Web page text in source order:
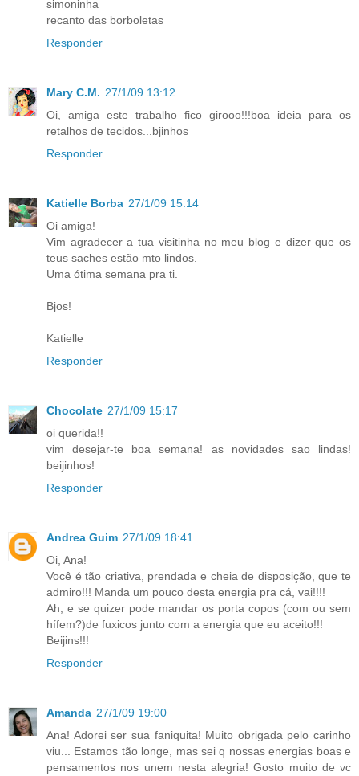
simoninha
recanto das borboletas
Responder
Mary C.M. 27/1/09 13:12
Oi, amiga este trabalho fico girooo!!!boa ideia para os
retalhos de tecidos...bjinhos
Responder
Katielle Borba 27/1/09 15:14
Oi amiga!
Vim agradecer a tua visitinha no meu blog e dizer que os
teus saches estão mto lindos.
Uma ótima semana pra ti.
Bjos!
Katielle
Responder
Chocolate 27/1/09 15:17
oi querida!!
vim desejar-te boa semana! as novidades sao lindas!
beijinhos!
Responder
Andrea Guim 27/1/09 18:41
Oi, Ana!
Você é tão criativa, prendada e cheia de disposição, que te
admiro!!! Manda um pouco desta energia pra cá, vai!!!!
Ah, e se quizer pode mandar os porta copos (com ou sem
hífem?)de fuxicos junto com a energia que eu aceito!!!
Beijins!!!
Responder
Amanda 27/1/09 19:00
Ana! Adorei ser sua faniquita! Muito obrigada pelo carinho
viu... Estamos tão longe, mas sei q nossas energias boas e
pensamentos nos unem nesta alegria! Gosto muito de vc